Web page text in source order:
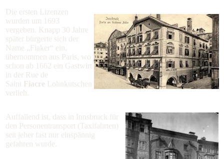
Die ersten Lizenzen
wurden um 1693
vergeben. Knapp 30 Jahre
später bürgerte sich der
Name „Fiaker“ ein,
übernommen aus Paris, wo
schon ab 1662 ein Gastwirt
in der Rue de
Saint Fiacre Lohnkutschen
verlieh.
Auffallend ist, dass in Innsbruck für
den Personentransport (Taxifahrten)
seit jeher fast nur einspännig
gefahren wurde.